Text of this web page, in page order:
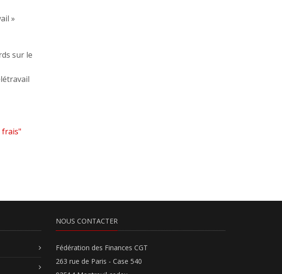
»
sur le
frais"
NOUS CONTACTER
Fédération des Finances CGT
263 rue de Paris - Case 540